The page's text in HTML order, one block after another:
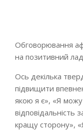
Обговорювання
на позитивний лад
Ось декілька
підвищити
якою я є», «Я
відповідальність
кращу сторону»,